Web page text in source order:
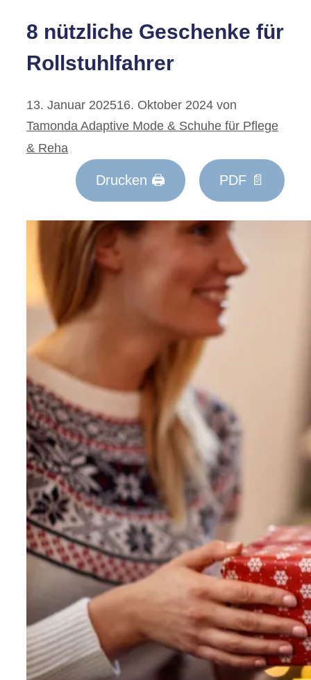
8 nützliche Geschenke für
Rollstuhlfahrer
13. Januar 202516. Oktober 2024 von
Tamonda Adaptive Mode & Schuhe für Pflege
& Reha
Drucken 🖨 PDF 📄